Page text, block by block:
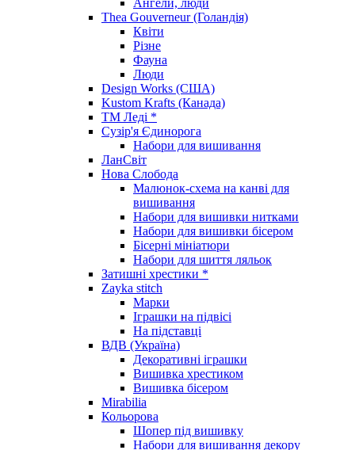
Thea Gouverneur (Голандія)
Квіти
Різне
Фауна
Люди
Design Works (США)
Kustom Krafts (Канада)
ТМ Леді *
Сузір'я Єдинорога
Набори для вишивання
ЛанСвіт
Нова Слобода
Малюнок-схема на канві для
вишивання
Набори для вишивки нитками
Набори для вишивки бісером
Бісерні мініатюри
Набори для шиття ляльок
Затишні хрестики *
Zayka stitch
Марки
Іграшки на підвісі
На підставці
ВДВ (Україна)
Декоративні іграшки
Вишивка хрестиком
Вишивка бісером
Mirabilia
Кольорова
Шопер під вишивку
Набори для вишивання декору